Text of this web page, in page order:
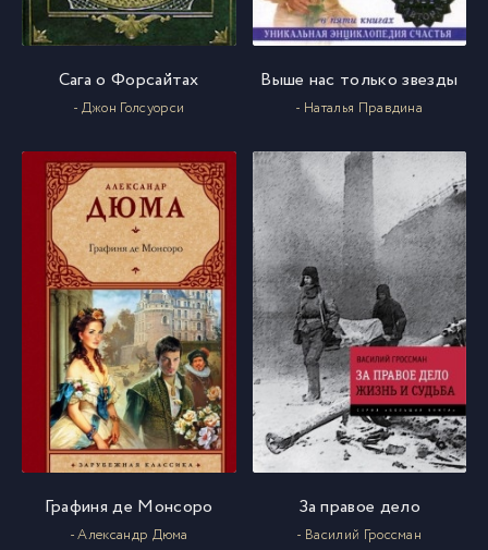
Сага о Форсайтах
- Джон Голсуорси
Выше нас только звезды
- Наталья Правдина
Графиня де Монсоро
- Александр Дюма
За правое дело
- Василий Гроссман